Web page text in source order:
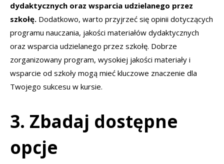
dydaktycznych oraz wsparcia udzielanego przez
szkołę. Dodatkowo, warto przyjrzeć się opinii dotyczących
programu nauczania, jakości materiałów dydaktycznych
oraz wsparcia udzielanego przez szkołę. Dobrze
zorganizowany program, wysokiej jakości materiały i
wsparcie od szkoły mogą mieć kluczowe znaczenie dla
Twojego sukcesu w kursie.
3. Zbadaj dostępne
opcje